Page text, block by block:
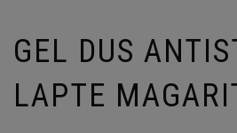
GEL DUS
LAPTE